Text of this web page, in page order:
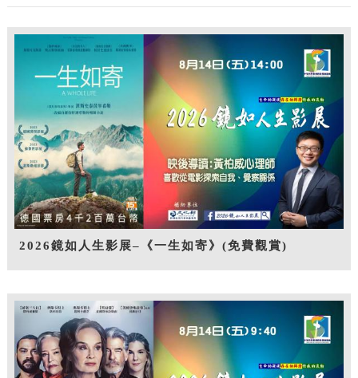
2026鏡如人生影展–《一生如寄》(免費觀賞)